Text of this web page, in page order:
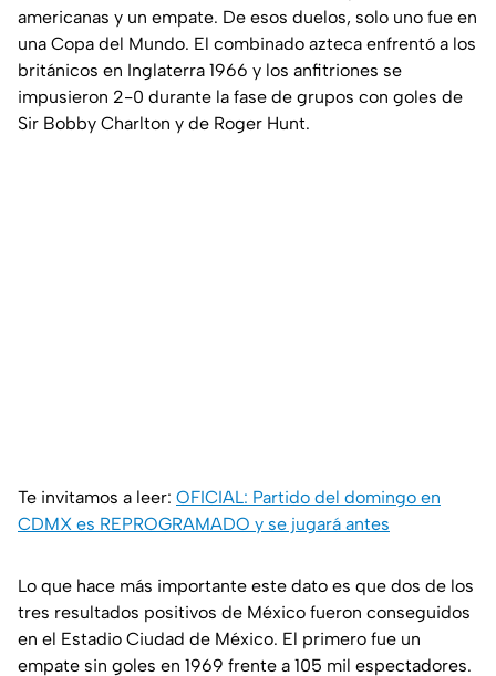
americanas y un empate. De esos duelos, solo uno fue en
una Copa del Mundo. El combinado azteca enfrentó a los
británicos en Inglaterra 1966 y los anfitriones se
impusieron 2-0 durante la fase de grupos con goles de
Sir Bobby Charlton y de Roger Hunt.
Te invitamos a leer: OFICIAL: Partido del domingo en
CDMX es REPROGRAMADO y se jugará antes
Lo que hace más importante este dato es que dos de los
tres resultados positivos de México fueron conseguidos
en el Estadio Ciudad de México. El primero fue un
empate sin goles en 1969 frente a 105 mil espectadores.